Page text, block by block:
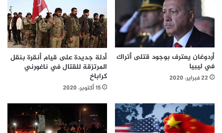
أردوغان يعترف بوجود قتلى أتراك
في ليبيا
22 فبراير، 2020
أدلة جديدة على قيام أنقرة بنقل
المرتزقة للقتال في ناغورني
كراباخ
15 أكتوبر، 2020